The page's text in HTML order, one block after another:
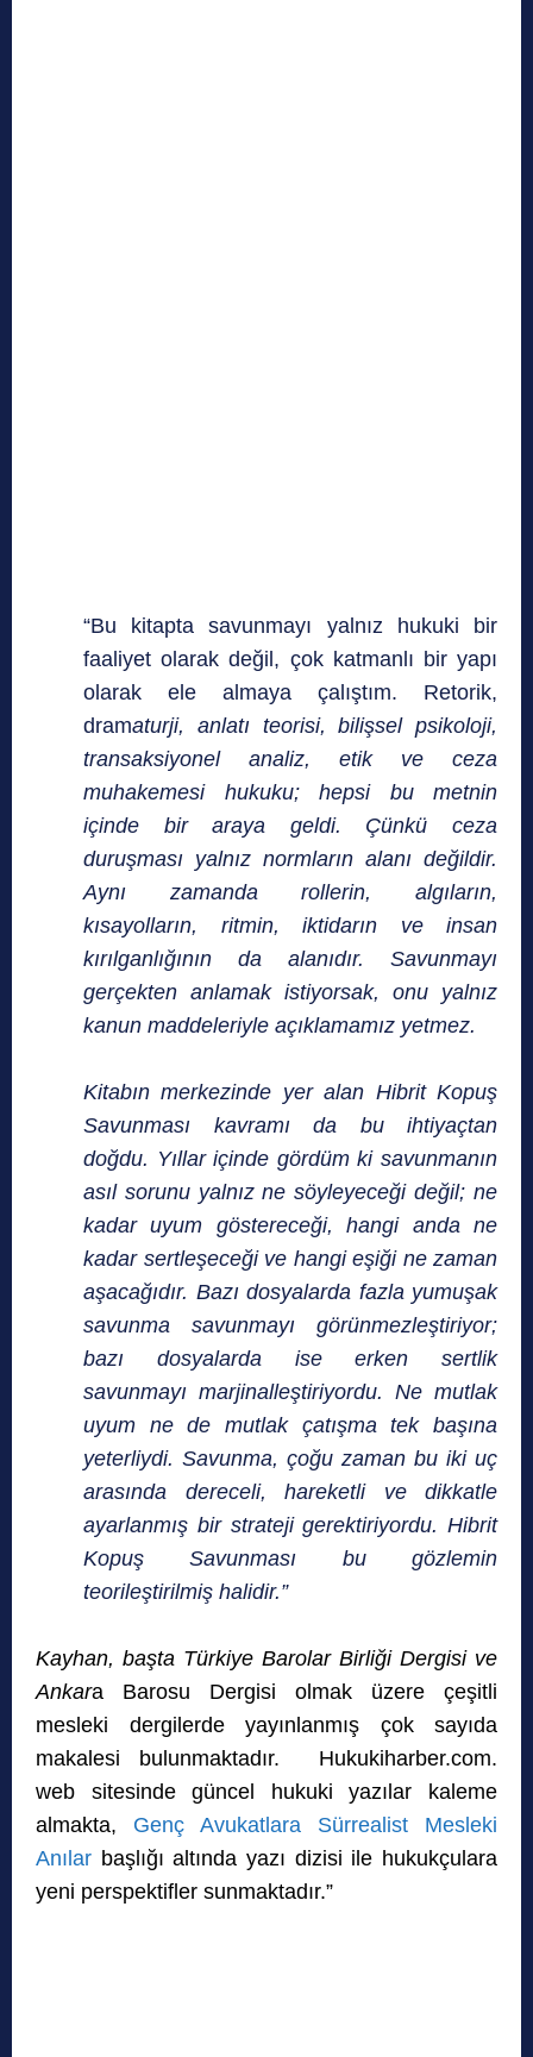
“Bu kitapta savunmayı yalnız hukuki bir
faaliyet olarak değil, çok katmanlı bir yapı
olarak ele almaya çalıştım. Retorik,
dramaturji, anlatı teorisi, bilişsel psikoloji,
transaksiyonel analiz, etik ve ceza
muhakemesi hukuku; hepsi bu metnin
içinde bir araya geldi. Çünkü ceza
duruşması yalnız normların alanı değildir.
Aynı zamanda rollerin, algıların,
kısayolların, ritmin, iktidarın ve insan
kırılganlığının da alanıdır. Savunmayı
gerçekten anlamak istiyorsak, onu yalnız
kanun maddeleriyle açıklamamız yetmez.
Kitabın merkezinde yer alan Hibrit Kopuş
Savunması kavramı da bu ihtiyaçtan
doğdu. Yıllar içinde gördüm ki savunmanın
asıl sorunu yalnız ne söyleyeceği değil; ne
kadar uyum göstereceği, hangi anda ne
kadar sertleşeceği ve hangi eşiği ne zaman
aşacağıdır. Bazı dosyalarda fazla yumuşak
savunma savunmayı görünmezleştiriyor;
bazı dosyalarda ise erken sertlik
savunmayı marjinalleştiriyordu. Ne mutlak
uyum ne de mutlak çatışma tek başına
yeterliydi. Savunma, çoğu zaman bu iki uç
arasında dereceli, hareketli ve dikkatle
ayarlanmış bir strateji gerektiriyordu. Hibrit
Kopuş Savunması bu gözlemin
teorileştirilmiş halidir.”
Kayhan, başta Türkiye Barolar Birliği Dergisi ve
Ankara Barosu Dergisi olmak üzere çeşitli
mesleki dergilerde yayınlanmış çok sayıda
makalesi bulunmaktadır. Hukukiharber.com.
web sitesinde güncel hukuki yazılar kaleme
almakta, Genç Avukatlara Sürrealist Mesleki
Anılar başlığı altında yazı dizisi ile hukukçulara
yeni perspektifler sunmaktadır.”